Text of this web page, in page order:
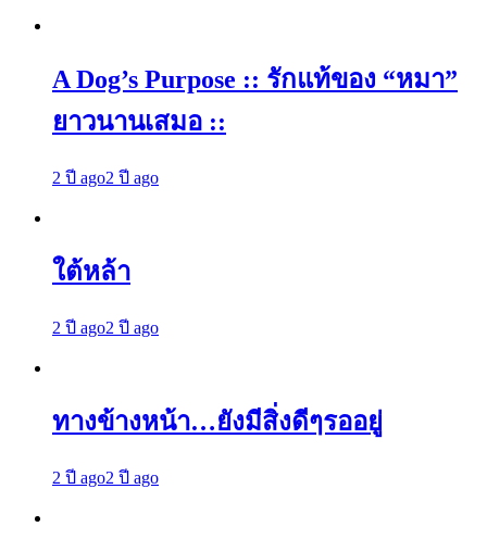
A Dog’s Purpose :: รักแท้ของ “หมา”
ยาวนานเสมอ ::
2 ปี ago2 ปี ago
ใต้หล้า
2 ปี ago2 ปี ago
ทางข้างหน้า…ยังมีสิ่งดีๆรออยู่
2 ปี ago2 ปี ago